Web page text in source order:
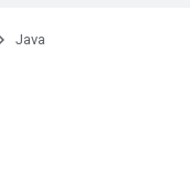
Java